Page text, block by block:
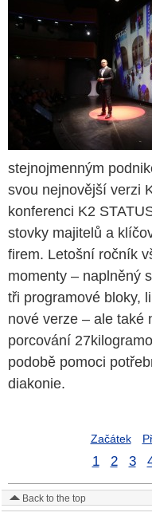
stejnojmenným
svou nejnovější verzi
konferenci K2
stovky majitelů a
firem. Letošní ročník
momenty – naplněný
tři programové bloky,
nové verze – ale také
porcování
podobě pomoci
diakonie.
Začátek
1 2 3
Back to the top